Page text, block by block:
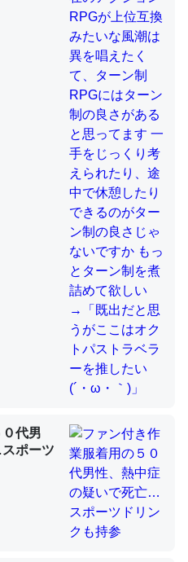
も酸素も不足してて両方に不
では」とあって面白い。海に
グモ）はカルシウムを使わ
、酵素が違うのか？
大問題＝「昆虫はなぜ海にいな
を大量に使う脊椎動物と貝
類だと殻を無くしてナメク
大問題＝「昆虫はなぜ海にいな
年。でたまに覗いてる。ぼ
中。あと、Googleマップで
残量や充電中かが分かるので
思って
代男
ポーツ